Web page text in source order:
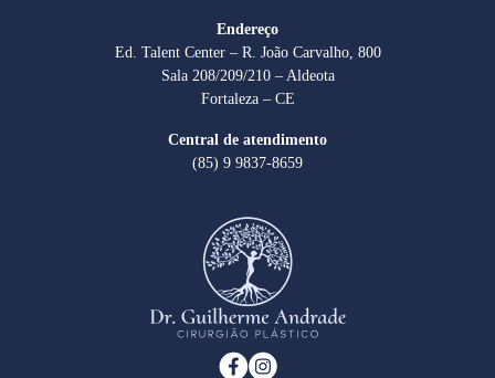
Endereço
Ed. Talent Center – R. João Carvalho, 800
Sala 208/209/210 – Aldeota
Fortaleza – CE
Central de atendimento
(85) 9 9837-8659